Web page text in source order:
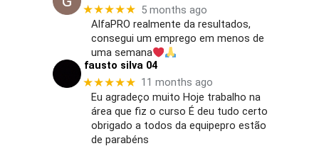
★★★★★ 5 months ago
AlfaPRO realmente da resultados,
consegui um emprego em menos de
uma semana
fausto silva 04
★★★★★ 11 months ago
Eu agradeço muito Hoje trabalho na
área que fiz o curso É deu tudo certo
obrigado a todos da equipepro estão
de parabéns